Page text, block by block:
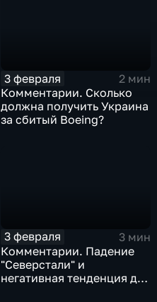
3 февраля
2 мин
Комментарии. Сколько
должна получить Украина
за сбитый Boeing?
3 февраля
3 мин
Комментарии. Падение
"Северстали" и
негативная тенденция для